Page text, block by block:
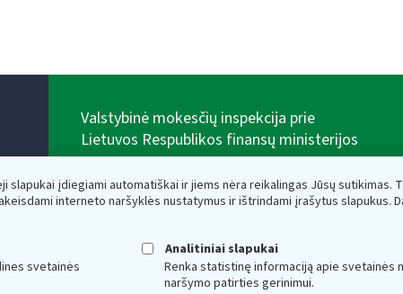
slapukai įdiegiami automatiškai ir jiems nėra reikalingas Jūsų sutikimas.
interneto naršyklės nustatymus ir ištrindami įrašytus slapukus.
svetainės
Analitiniai slapukai
Renka statistinę informaciją apie svetainės
naršymo patirties gerinimui.
Valstybinė mokesčių inspekcija prie
Lietuvos Respublikos finansų ministerijos
adresas: Vasario 16-osios g. 14, 01107 Vilnius, Lietuva,
el.paštas:vmi@vmi.lt, E. pristatymo dėžutės adresas
Lietuvos Respublikos finansų ministerijos kaupiami ir
saugomi Juridinių asmenų registre